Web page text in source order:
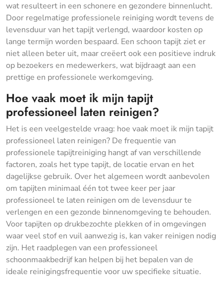
wat resulteert in een schonere en gezondere binnenlucht.
Door regelmatige professionele reiniging wordt tevens de
levensduur van het tapijt verlengd, waardoor kosten op
lange termijn worden bespaard. Een schoon tapijt ziet er
niet alleen beter uit, maar creëert ook een positieve indruk
op bezoekers en medewerkers, wat bijdraagt aan een
prettige en professionele werkomgeving.
Hoe vaak moet ik mijn tapijt
professioneel laten reinigen?
Het is een veelgestelde vraag: hoe vaak moet ik mijn tapijt
professioneel laten reinigen? De frequentie van
professionele tapijtreiniging hangt af van verschillende
factoren, zoals het type tapijt, de locatie ervan en het
dagelijkse gebruik. Over het algemeen wordt aanbevolen
om tapijten minimaal één tot twee keer per jaar
professioneel te laten reinigen om de levensduur te
verlengen en een gezonde binnenomgeving te behouden.
Voor tapijten op drukbezochte plekken of in omgevingen
waar veel stof en vuil aanwezig is, kan vaker reinigen nodig
zijn. Het raadplegen van een professioneel
schoonmaakbedrijf kan helpen bij het bepalen van de
ideale reinigingsfrequentie voor uw specifieke situatie.